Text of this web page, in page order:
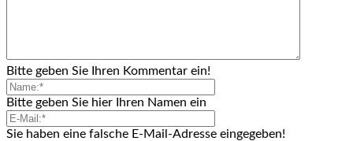
Bitte geben Sie Ihren Kommentar ein!
Bitte geben Sie hier Ihren Namen ein
Sie haben eine falsche E-Mail-Adresse eingegeben!